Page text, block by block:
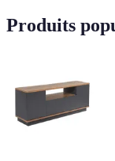
Produits